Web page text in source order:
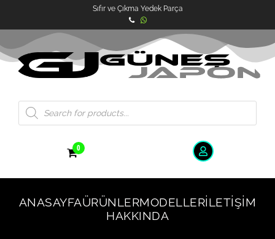
Sıfır ve Çıkma Yedek Parça
0
ANASAYFAÜRÜNLERMODELLERİLETIŞIM
HAKKINDA